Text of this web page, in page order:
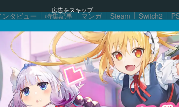
広告をスキップ
ンタビュー 特集記事 マンガ Steam Switch2